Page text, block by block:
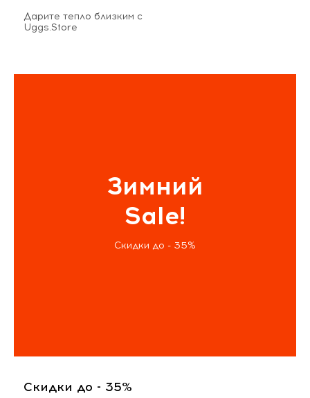
Дарите тепло близким с
Uggs.Store
Зимний
Sale!
Скидки до - 35%
Скидки до - 35%